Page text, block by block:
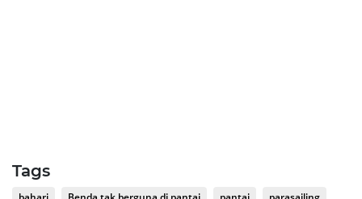
Tags